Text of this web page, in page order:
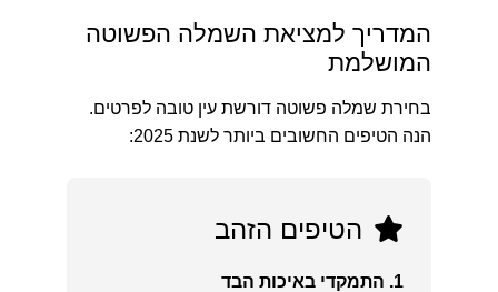
המדריך למציאת השמלה הפשוטה
המושלמת
בחירת שמלה פשוטה דורשת עין טובה לפרטים.
הנה הטיפים החשובים ביותר לשנת 2025:
הטיפים הזהב
1. התמקדי באיכות הבד